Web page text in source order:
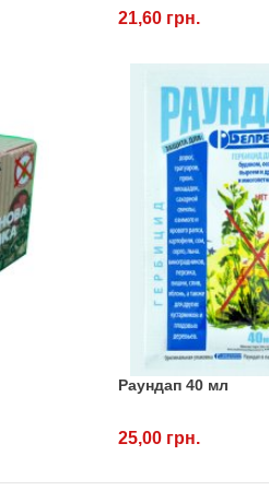
21,60 грн.
Раундап 40 мл
25,00 грн.